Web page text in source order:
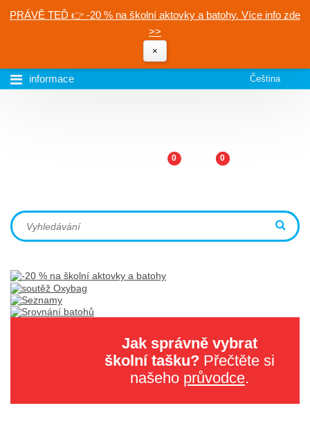
PRÁVĚ TEĎ 👉 -20 % na školní aktovky a batohy. Více info zde
>>
×
informace Čeština
0 0
Jak správně vybrat
školní tašku? Přečtěte si
našeho průvodce.